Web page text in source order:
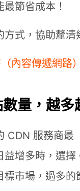
CH
節省成本！
式，協助釐清
內容傳遞網路
量，越多
CDN 服務商
增多時，選
市場，過多的